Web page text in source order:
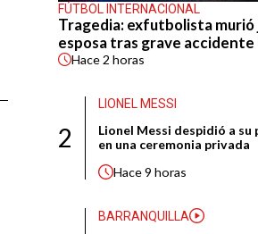
FÚTBOL INTERNACIONAL
Tragedia: exfutbolista murió
esposa tras grave
Hace2 horas
2
LIONEL MESSI
Lionel Messi despidió a su
en una ceremonia privada
Hace9 horas
BARRANQUILLA